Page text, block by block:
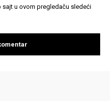
sajt u ovom pregledaču sledeći